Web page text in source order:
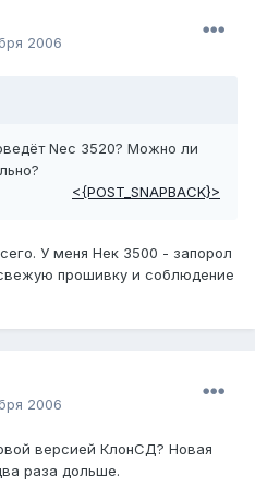
2006
Nec 3520? Можно ли
<{POST_SNAPBACK}>
У меня Нек 3500 - запорол
прошивку и соблюдение
2006
версией КлонСД? Новая
раза дольше.